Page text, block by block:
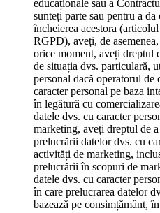
educaționale sau a
sunteți parte sau pentru a
încheierea acestora
RGPD), aveți, de
orice moment, aveți dreptul
de situația dvs. particulară,
personal dacă operatorul de
caracter personal pe baza
în legătură cu
datele dvs. cu caracter
marketing, aveți dreptul de
prelucrării datelor dvs. cu
activități de marketing,
prelucrării în scopuri de
datele dvs. cu caracter
în care prelucrarea datelor
bazează pe consimțământ,